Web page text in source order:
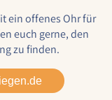
ein offenes Ohr für
euch gerne, den
zu finden.
anzeigen zu
Medien